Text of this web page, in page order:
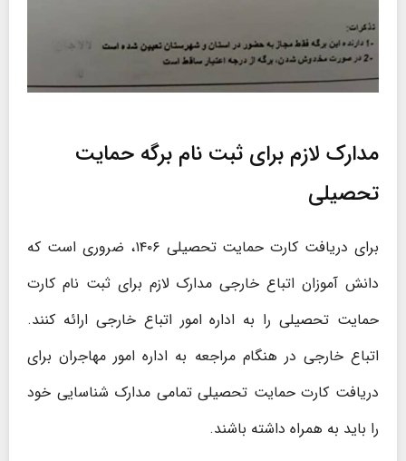
مدارک لازم برای ثبت نام برگه حمایت
تحصیلی
برای دریافت کارت حمایت تحصیلی ۱۴۰۶، ضروری است که
دانش ‌آموزان اتباع خارجی مدارک لازم برای ثبت نام کارت
حمایت تحصیلی را به اداره امور اتباع خارجی ارائه کنند.
اتباع خارجی در هنگام مراجعه به اداره امور مهاجران برای
دریافت کارت حمایت تحصیلی تمامی مدارک شناسایی خود
را باید به ‌همراه داشته باشند.